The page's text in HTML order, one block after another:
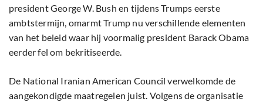
president George W. Bush en tijdens Trumps eerste
ambtstermijn, omarmt Trump nu verschillende elementen
van het beleid waar hij voormalig president Barack Obama
eerder fel om bekritiseerde.
De National Iranian American Council verwelkomde de
aangekondigde maatregelen juist. Volgens de organisatie